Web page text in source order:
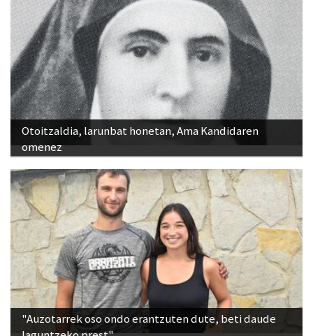
Otoitzaldia, larunbat honetan, Ama Kandidaren
omenez
"Auzotarrek oso ondo erantzuten dute, beti daude